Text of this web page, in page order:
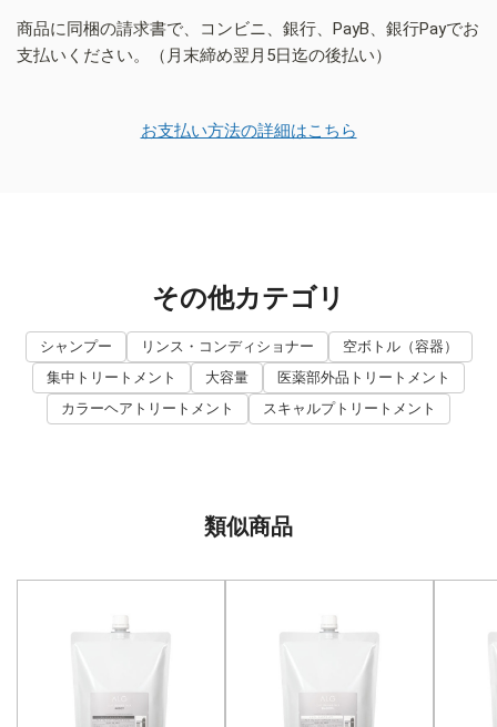
商品に同梱の請求書で、コンビニ、銀行、PayB、銀行Payでお
支払いください。（月末締め翌月5日迄の後払い）
お支払い方法の詳細はこちら
その他カテゴリ
シャンプー リンス・コンディショナー
空ボトル（容器）
集中トリートメント
大容量
医薬部外品トリートメント
カラーヘアトリートメント
スキャルプトリートメント
類似商品